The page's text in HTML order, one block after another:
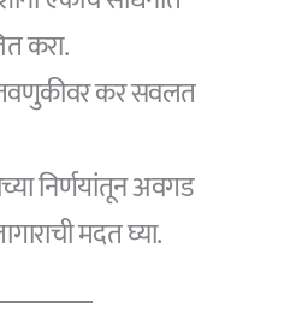
करा.
कर सवलत
निर्णयांतून अवगड
मदत घ्या.